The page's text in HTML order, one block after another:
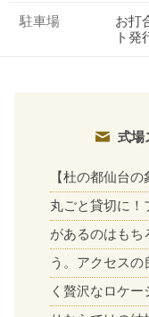
おトクな特
8/11 (火・祝)
【成約特典】
駐車場
お打
ト発
式場
【杜の都仙台
丸ごと貸切に！
があるのはもち
う。アクセスの
く贅沢なロケ